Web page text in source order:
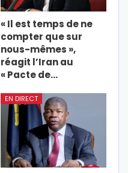
« Il est temps de ne
compter que sur
nous-mêmes »,
réagit l’Iran au
« Pacte de…
EN DIRECT